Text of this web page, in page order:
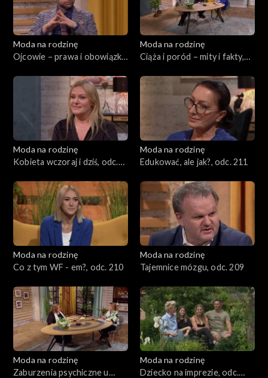
Moda na rodzinę
Ojcowie – prawa i obowiązki,
Moda na rodzinę
Ciąża i poród – mity i fakty,
Moda na rodzinę
Kobieta wczoraj i dziś, odc.
Moda na rodzinę
Edukować, ale jak?, odc. 211
Moda na rodzinę
Co z tym WF - em?, odc. 210
Moda na rodzinę
Tajemnice mózgu, odc. 209
Moda na rodzinę
Zaburzenia psychiczne u
Moda na rodzinę
Dziecko na imprezie, odc.